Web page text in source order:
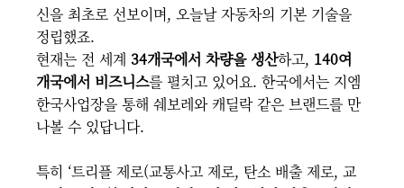
신을 최초로 선보이며, 오늘날 자동차의 기본 기술을
정립했죠.
현재는 전 세계 34개국에서 차량을 생산하고, 140여
개국에서 비즈니스를 펼치고 있어요. 한국에서는 지엠
한국사업장을 통해 쉐보레와 캐딜락 같은 브랜드를 만
나볼 수 있답니다.
특히 ‘트리플 제로(교통사고 제로, 탄소 배출 제로, 교